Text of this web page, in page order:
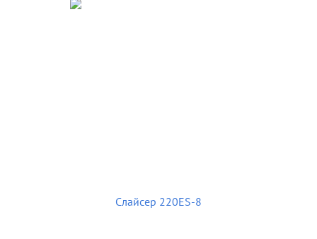
Слайсер 220ES-8